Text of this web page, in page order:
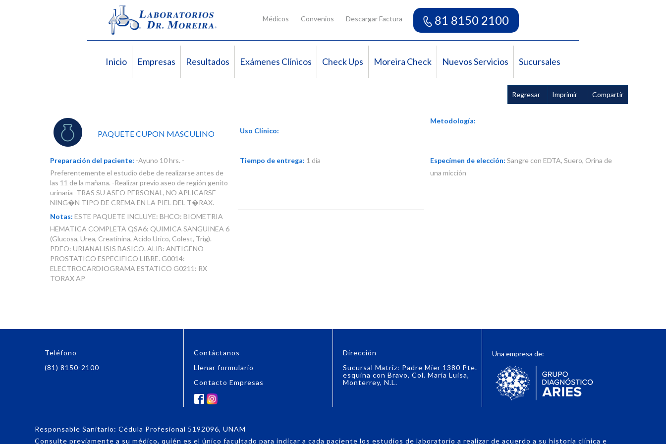
Médicos Convenios Descargar Factura 81 8150 2100
Inicio Empresas Resultados Exámenes Clínicos Check Ups Moreira Check Nuevos Servicios Sucursales
Regresar Imprimir Compartir
PAQUETE CUPON MASCULINO Uso Clínico:
Metodología:
Preparación del paciente: -Ayuno 10 hrs. -
Preferentemente el estudio debe de realizarse antes de
las 11 de la mañana. -Realizar previo aseo de región genito
urinaria -TRAS SU ASEO PERSONAL, NO APLICARSE
NING�N TIPO DE CREMA EN LA PIEL DEL T�RAX.
Tiempo de entrega: 1 día Especímen de elección: Sangre con EDTA, Suero, Orina de
una micción
Notas: ESTE PAQUETE INCLUYE: BHCO: BIOMETRIA
HEMATICA COMPLETA QSA6: QUIMICA SANGUINEA 6
(Glucosa, Urea, Creatinina, Acido Urico, Colest, Trig).
PDEO: URIANALISIS BASICO. ALIB: ANTIGENO
PROSTATICO ESPECIFICO LIBRE. G0014:
ELECTROCARDIOGRAMA ESTATICO G0211: RX
TORAX AP
Teléfono
(81) 8150-2100
Contáctanos
Llenar formulario
Contacto Empresas
Dirección
Sucursal Matriz: Padre Mier 1380 Pte.
esquina con Bravo, Col. María Luisa,
Monterrey, N.L.
Una empresa de:
Responsable Sanitario: Cédula Profesional 5192096, UNAM
Consulte previamente a su médico, quién es el único facultado para indicar a cada paciente los estudios de laboratorio a realizar de acuerdo a su historia clínica e